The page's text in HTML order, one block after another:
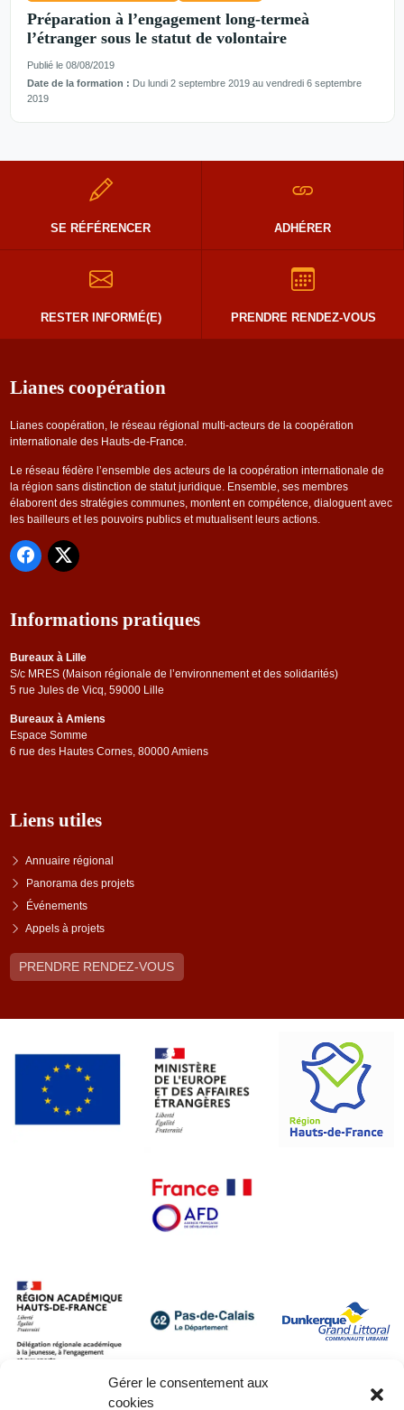
Gérer le consentement aux
cookies
Préparation à l’engagement long-termeà
l’étranger sous le statut de volontaire
Publié le 08/08/2019
Date de la formation : Du lundi 2 septembre 2019 au vendredi 6 septembre
2019
SE RÉFÉRENCER ADHÉRER
RESTER INFORMÉ(E) PRENDRE RENDEZ-VOUS
Lianes coopération
Lianes coopération, le réseau régional multi-acteurs de la coopération
internationale des Hauts-de-France.
Le réseau fédère l’ensemble des acteurs de la coopération internationale de
la région sans distinction de statut juridique. Ensemble, ses membres
élaborent des stratégies communes, montent en compétence, dialoguent avec
les bailleurs et les pouvoirs publics et mutualisent leurs actions.
Informations pratiques
Bureaux à Lille
S/c MRES (Maison régionale de l’environnement et des solidarités)
5 rue Jules de Vicq, 59000 Lille
Bureaux à Amiens
Espace Somme
6 rue des Hautes Cornes, 80000 Amiens
Liens utiles
Annuaire régional
Panorama des projets
Événements
Appels à projets
PRENDRE RENDEZ-VOUS